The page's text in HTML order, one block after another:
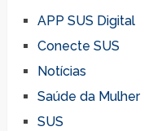
APP SUS Digital
Conecte SUS
Notícias
Saúde da Mulher
SUS